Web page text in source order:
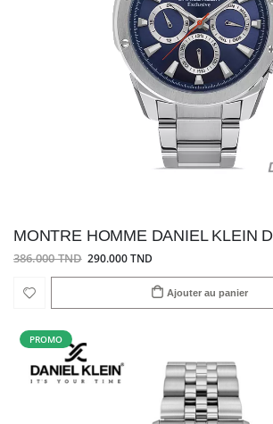
MONTRE HOMME DANIEL KLEIN
386.000 TND 290.000 TND
Ajouter au panier
PROMO